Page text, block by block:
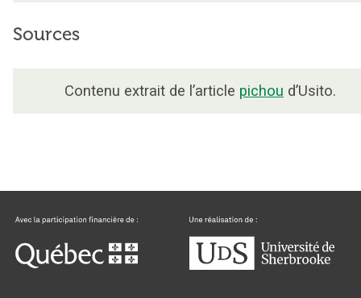
Sources
Contenu extrait de l’article pichou d’Usito.